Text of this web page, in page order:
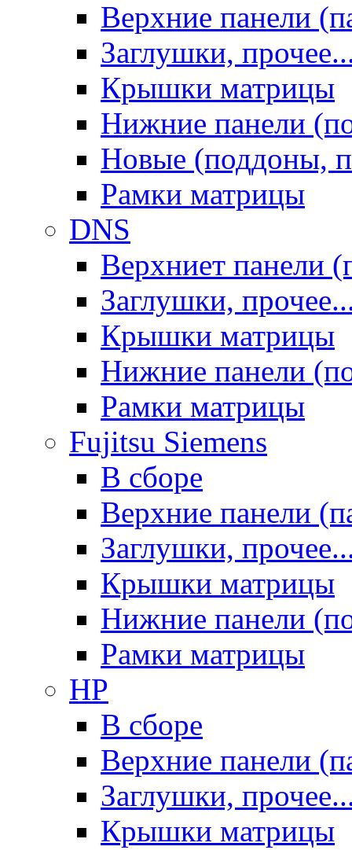
Верхние панели
Заглушки,
Крышки матрицы
Нижние панели
Новые (поддоны,
Рамки матрицы
DNS
Верхниет панели
Заглушки,
Крышки матрицы
Нижние панели
Рамки матрицы
Fujitsu Siemens
В сборе
Верхние панели
Заглушки,
Крышки матрицы
Нижние панели
Рамки матрицы
HP
В сборе
Верхние панели
Заглушки,
Крышки матрицы